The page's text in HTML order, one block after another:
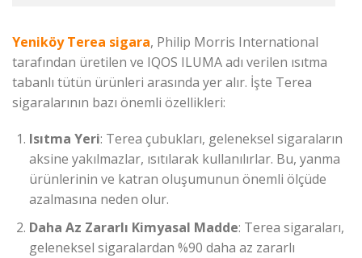
Yeniköy Terea sigara, Philip Morris International
tarafından üretilen ve IQOS ILUMA adı verilen ısıtma
tabanlı tütün ürünleri arasında yer alır. İşte Terea
sigaralarının bazı önemli özellikleri:
Isıtma Yeri: Terea çubukları, geleneksel sigaraların
aksine yakılmazlar, ısıtılarak kullanılırlar. Bu, yanma
ürünlerinin ve katran oluşumunun önemli ölçüde
azalmasına neden olur.
Daha Az Zararlı Kimyasal Madde: Terea sigaraları,
geleneksel sigaralardan %90 daha az zararlı